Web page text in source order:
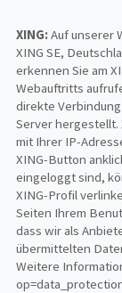
XING:Auf unserer
XING SE,
erkennen Sie am
Webauftritts
direkte
Server hergestellt.
mit Ihrer IP-
XING-Button
eingeloggt sind,
XING-Profil
Seiten Ihrem
dass wir als
übermittelten
Weitere